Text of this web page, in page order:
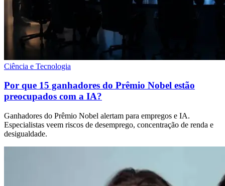
Ciência e Tecnologia
Por que 15 ganhadores do Prêmio Nobel estão
preocupados com a IA?
Ganhadores do Prêmio Nobel alertam para empregos e IA.
Especialistas veem riscos de desemprego, concentração de renda e
desigualdade.